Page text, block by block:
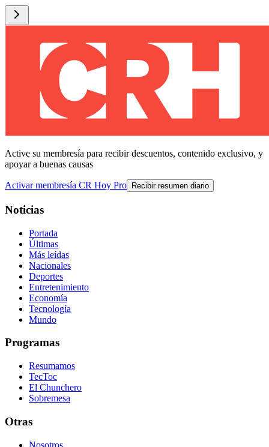
Active su membresía para recibir descuentos, contenido exclusivo, y
apoyar a buenas causas
Activar membresía CR Hoy Pro Recibir resumen diario
Noticias
Portada
Últimas
Más leídas
Nacionales
Deportes
Entretenimiento
Economía
Tecnología
Mundo
Programas
Resumamos
TecToc
El Chunchero
Sobremesa
Otras
Nosotros